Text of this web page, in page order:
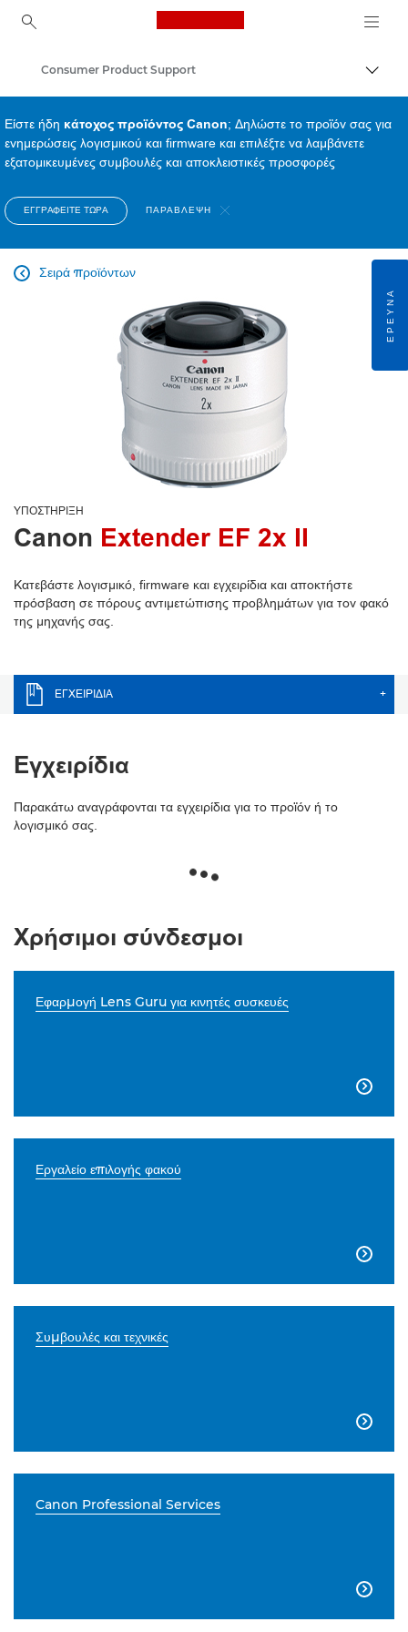
Canon Logo, back to
Consumer Product Support
Είστε ήδη κάτοχος προϊόντος Canon; Δηλώστε το προϊόν σας για
ενημερώσεις λογισμικού και firmware και επιλέξτε να λαμβάνετε
εξατομικευμένες συμβουλές και αποκλειστικές προσφορές
ΕΓΓΡΑΦΕΊΤΕ ΤΏΡΑ ΠΑΡΆΒΛΕΨΗ
Σειρά προϊόντων

ΥΠΟΣΤΉΡΙΞΗ
Canon Extender EF 2x II
Κατεβάστε λογισμικό, firmware και εγχειρίδια και αποκτήστε
πρόσβαση σε πόρους αντιμετώπισης προβλημάτων για τον φακό
της μηχανής σας.
ΕΓΧΕΙΡΊΔΙΑ +
Εγχειρίδια
Παρακάτω αναγράφονται τα εγχειρίδια για το προϊόν ή το
λογισμικό σας.
Χρήσιμοι σύνδεσμοι
Εφαρμογή Lens Guru για κινητές συσκευές

Εργαλείο επιλογής φακού

Συμβουλές και τεχνικές

Canon Professional Services

ΈΡΕΥΝΑ